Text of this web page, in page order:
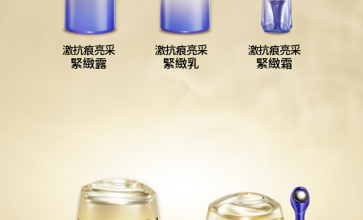
激抗痕亮采
緊緻露
激抗痕亮采
緊緻乳
激抗痕亮采
緊緻霜